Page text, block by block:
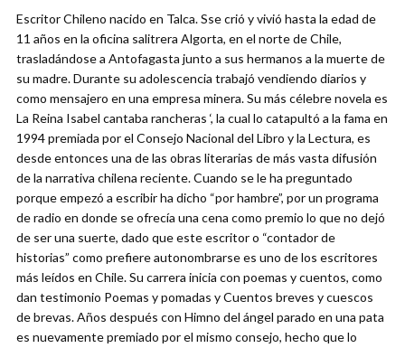
Escritor Chileno nacido en Talca. Sse crió y vivió hasta la edad de
11 años en la oficina salitrera Algorta, en el norte de Chile,
trasladándose a Antofagasta junto a sus hermanos a la muerte de
su madre. Durante su adolescencia trabajó vendiendo diarios y
como mensajero en una empresa minera. Su más célebre novela es
La Reina Isabel cantaba rancheras ‘, la cual lo catapultó a la fama en
1994 premiada por el Consejo Nacional del Libro y la Lectura, es
desde entonces una de las obras literarias de más vasta difusión
de la narrativa chilena reciente. Cuando se le ha preguntado
porque empezó a escribir ha dicho “por hambre”, por un programa
de radio en donde se ofrecía una cena como premio lo que no dejó
de ser una suerte, dado que este escritor o “contador de
historias” como prefiere autonombrarse es uno de los escritores
más leídos en Chile. Su carrera inicia con poemas y cuentos, como
dan testimonio Poemas y pomadas y Cuentos breves y cuescos
de brevas. Años después con Himno del ángel parado en una pata
es nuevamente premiado por el mismo consejo, hecho que lo